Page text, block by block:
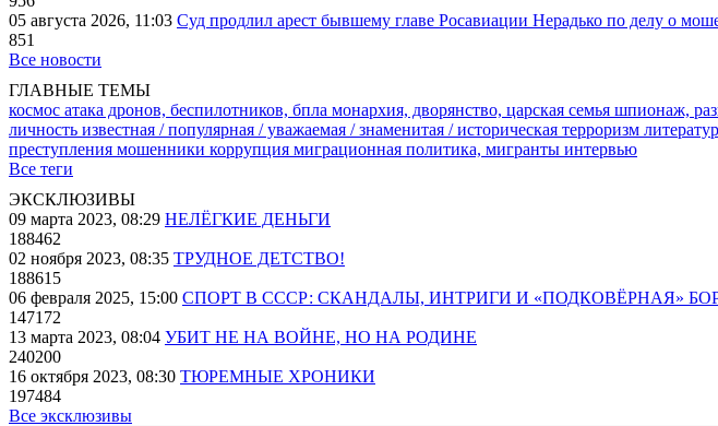
05 августа 2026, 11:03 Суд продлил арест бывшему главе Росавиации Нерадько по делу о
851
Все новости
ГЛАВНЫЕ ТЕМЫ
космос атака дронов, беспилотников, бпла монархия, дворянство, царская семья шпионаж,
личность известная / популярная / уважаемая / знаменитая / историческая терроризм
преступления мошенники коррупция миграционная политика, мигранты интервью
Все теги
ЭКСКЛЮЗИВЫ
09 марта 2023, 08:29 НЕЛЁГКИЕ ДЕНЬГИ
188462
02 ноября 2023, 08:35 ТРУДНОЕ ДЕТСТВО!
188615
06 февраля 2025, 15:00 СПОРТ В СССР: СКАНДАЛЫ, ИНТРИГИ И «ПОДКОВЁРНАЯ»
147172
13 марта 2023, 08:04 УБИТ НЕ НА ВОЙНЕ, НО НА РОДИНЕ
240200
16 октября 2023, 08:30 ТЮРЕМНЫЕ ХРОНИКИ
197484
Все эксклюзивы